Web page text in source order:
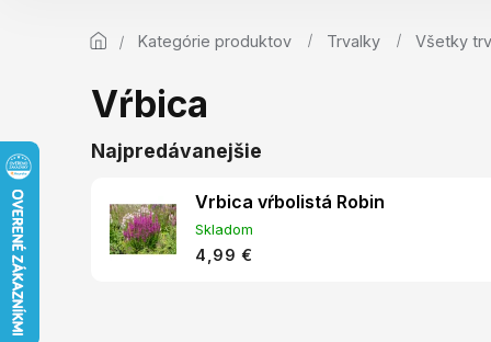
Kategórie produktov Trvalky Všetky
Vŕbica
Najpredávanejšie
Vrbica vŕbolistá Robin
Skladom
4,99 €